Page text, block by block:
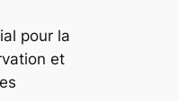
pour la
et